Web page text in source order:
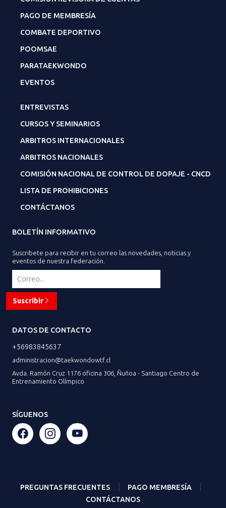
PAGO DE MEMBRESÍA
COMBATE DEPORTIVO
POOMSAE
PARATAEKWONDO
EVENTOS
ENTREVISTAS
CURSOS Y SEMINARIOS
ARBITROS INTERNACIONALES
ARBITROS NACIONALES
COMISIÓN NACIONAL DE CONTROL DE DOPAJE - CNCD
LISTA DE PROHIBICIONES
CONTÁCTANOS
BOLETÍN INFORMATIVO
Suscribete para recibir en tu correo las novedades, noticias y
eventos de nuestra federación.
Suscribir
DATOS DE CONTACTO
+56983845637
administracion@taekwondowtf.cl
Avda. Ramón Cruz 1176 oficina 306, Ñuñoa - Santiago Centro de
Entrenamiento Olímpico
SÍGUENOS
PREGUNTAS FRECUENTES PAGO MEMBRESÍA
CONTÁCTANOS